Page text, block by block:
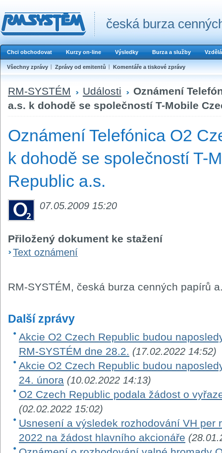
česká burza
Chci obchodovat Kurzy on-line Výsledky Burza a služby
Všechny zprávy Zprávy od emitentů Komentáře a tiskové zprávy
RM-SYSTÉM Události
Oznámení
a.s. k dohodě se společností T-Mobile
Oznámení Telefónica O2
k dohodě se společností T-
Republic a.s.
07.05.2009 15:20
Přiložený dokument ke stažení
Text oznámení
RM-SYSTÉM, česká burza cenných papírů
Další zprávy
Akcie O2 Czech Republic budou
RM-SYSTÉM dne 28.2. (17.02.2022 14:52)
Akcie O2 Czech Republic budou
24. února (10.02.2022 14:13)
O2 Czech Republic podala žádost o
(02.02.2022 15:02)
Usnesení a výsledek rozhodování VH per
2022 na žádost hlavního akcionáře